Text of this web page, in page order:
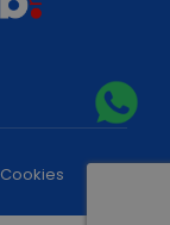
Cookies